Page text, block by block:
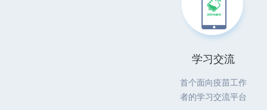
学习交流
首个面向疫苗工作
者的学习交流平台